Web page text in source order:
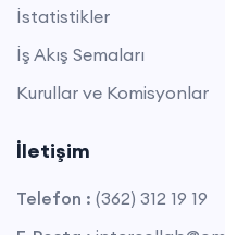
İstatistikler
İş Akış Semaları
Kurullar ve Komisyonlar
İletişim
Telefon : (362) 312 19 19